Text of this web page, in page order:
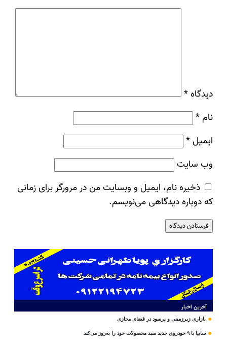
دیدگاه *
نام*
ایمیل*
وب‌ سایت
ذخیره نام، ایمیل و وبسایت من در مرورگر برای زمانی
که دوباره دیدگاهی می‌نویسم.
آخرین اخبار
بازاری زیرزمینی و پرسود در فضای مجازی
سایپا با ۹ خودروی جدید سبد محصولات خود را به‌روز می‌کند